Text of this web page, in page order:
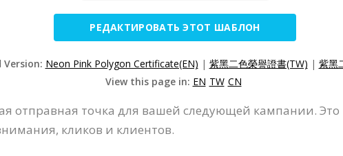
РЕДАКТИРОВАТЬ ЭТОТ ШАБЛОН
Version: Neon Pink Polygon Certificate(EN) | 紫黑二色榮譽證書(TW) | 紫黑
View this page in: EN TW CN
отправная точка для вашей следующей кампании.
кликов и клиентов.